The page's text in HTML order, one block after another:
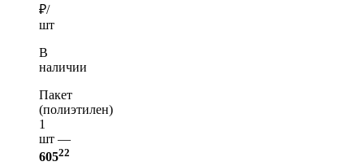
₽/
шт
В
наличии
Пакет
(полиэтилен)
1
шт —
60522